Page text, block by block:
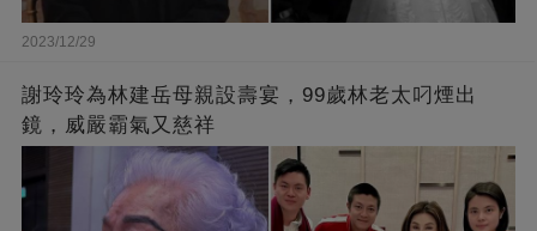
2023/12/29
謝玲玲為林建岳母親設壽宴，99歲林老太叼煙出
鏡，威嚴霸氣又慈祥